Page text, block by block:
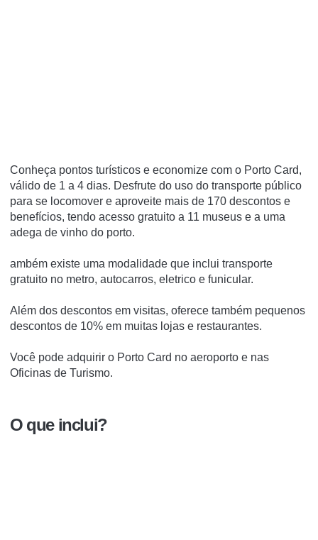
Conheça pontos turísticos e economize com o Porto Card,
válido de 1 a 4 dias. Desfrute do uso do transporte público
para se locomover e aproveite mais de 170 descontos e
benefícios, tendo acesso gratuito a 11 museus e a uma
adega de vinho do porto.
ambém existe uma modalidade que inclui transporte
gratuito no metro, autocarros, eletrico e funicular.
Além dos descontos em visitas, oferece também pequenos
descontos de 10% em muitas lojas e restaurantes.
Você pode adquirir o Porto Card no aeroporto e nas
Oficinas de Turismo.
O que inclui?